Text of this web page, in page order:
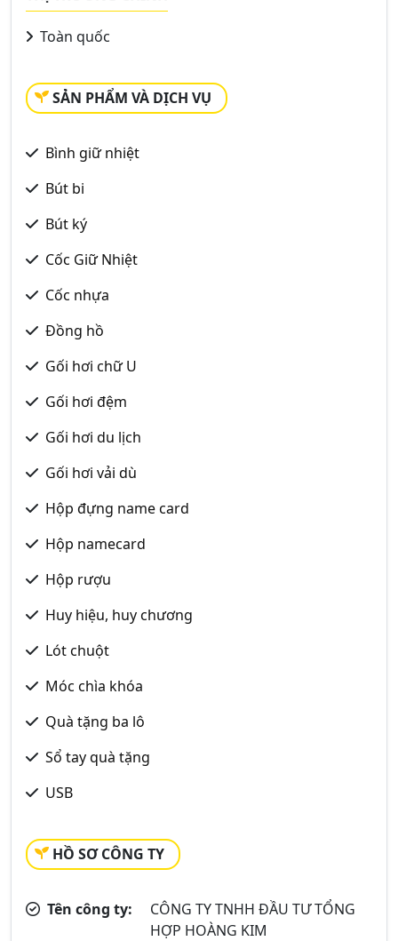
Toàn quốc
SẢN PHẨM VÀ DỊCH VỤ
Bình giữ nhiệt
Bút bi
Bút ký
Cốc Giữ Nhiệt
Cốc nhựa
Đồng hồ
Gối hơi chữ U
Gối hơi đệm
Gối hơi du lịch
Gối hơi vải dù
Hộp đựng name card
Hộp namecard
Hộp rượu
Huy hiệu, huy chương
Lót chuột
Móc chìa khóa
Quà tặng ba lô
Sổ tay quà tặng
USB
HỒ SƠ CÔNG TY
Tên công ty:
CÔNG TY TNHH ĐẦU TƯ TỔNG
HỢP HOÀNG KIM